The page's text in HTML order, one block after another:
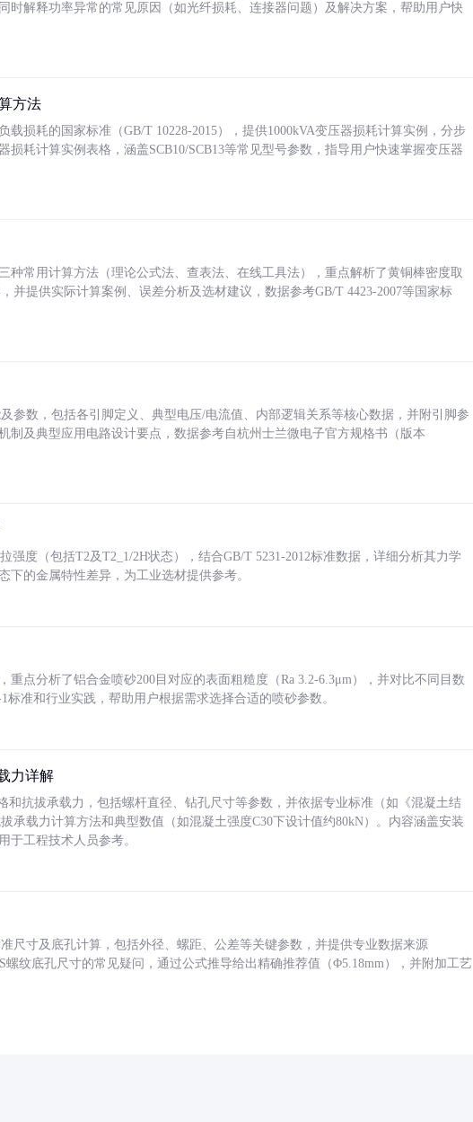
时解释功率异常的常见原因（如光纤损耗、连接器问题）及解决方案，帮助用户快
方法
载损耗的国家标准（GB/T 10228-2015），提供1000kVA变压器损耗计算实例，分步
损耗计算实例表格，涵盖SCB10/SCB13等常见型号参数，指导用户快速掌握变压器
种常用计算方法（理论公式法、查表法、在线工具法），重点解析了黄铜棒密度取
并提供实际计算案例、误差分析及选材建议，数据参考GB/T 4423-2007等国家标
参数，包括各引脚定义、典型电压/电流值、内部逻辑关系等核心数据，并附引脚参
制及典型应用电路设计要点，数据参考自杭州士兰微电子官方规格书（版本
强度（包括T2及T2_1/2H状态），结合GB/T 5231-2012标准数据，详细分析其力学
下的金属特性差异，为工业选材提供参考。
重点分析了铝合金喷砂200目对应的表面粗糙度（Ra 3.2-6.3μm），并对比不同目数
标准和行业实践，帮助用户根据需求选择合适的喷砂参数。
力详解
和抗拔承载力，包括螺杆直径、钻孔尺寸等参数，并依据专业标准（如《混凝土结
承载力计算方法和典型数值（如混凝土强度C30下设计值约80kN）。内容涵盖安装
于工程技术人员参考。
尺寸及底孔计算，包括外径、螺距、公差等关键参数，并提供专业数据来源
螺纹底孔尺寸的常见疑问，通过公式推导给出精确推荐值（Φ5.18mm），并附加工艺